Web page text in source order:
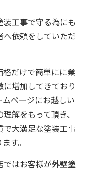
工事で守る為にも
へ依頼をしていただ
格だけで簡単にに業
増加してきており
ページにお越しい
解をもって頂き、
で大満足な塗装工事
す。
ではお客様が外壁塗